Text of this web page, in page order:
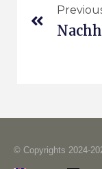
© Copyrights 2024-